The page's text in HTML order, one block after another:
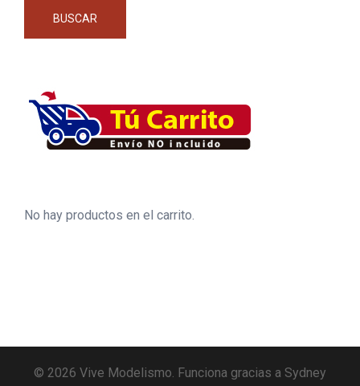
BUSCAR
No hay productos en el carrito.
© 2026 Vive Modelismo. Funciona gracias a Sydney